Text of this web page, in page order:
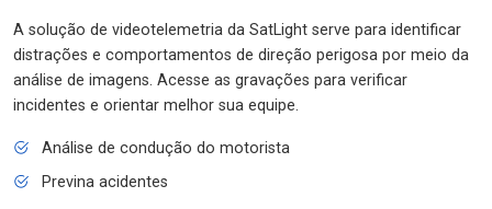
A solução de videotelemetria da SatLight serve para identificar
distrações e comportamentos de direção perigosa por meio da
análise de imagens. Acesse as gravações para verificar
incidentes e orientar melhor sua equipe.
Análise de condução do motorista
Previna acidentes